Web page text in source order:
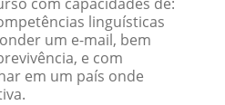
linguísticas
um e-mail, bem
e com
em um país onde